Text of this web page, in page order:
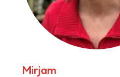
Mirjam